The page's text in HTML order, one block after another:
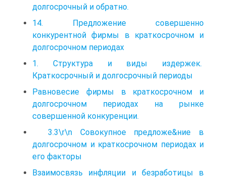
долгосрочный и обратно.
14. Предложение совершенно
конкурентной фирмы в краткосрочном и
долгосрочном периодах
1. Структура и виды издержек.
Краткосрочный и долгосрочный периоды
Равновесие фирмы в краткосрочном и
долгосрочном периодах на рынке
совершенной конкуренции.
3.3\r\n Совокупное предложе&ние в
долгосрочном и краткосрочном периодах и
его факторы
Взаимосвязь инфляции и безработицы в